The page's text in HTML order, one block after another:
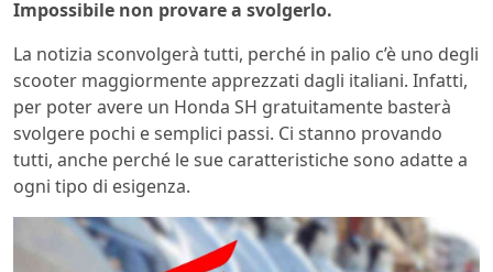
Impossibile non provare a svolgerlo.
La notizia sconvolgerà tutti, perché in palio c’è uno degli
scooter maggiormente apprezzati dagli italiani. Infatti,
per poter avere un Honda SH gratuitamente basterà
svolgere pochi e semplici passi. Ci stanno provando
tutti, anche perché le sue caratteristiche sono adatte a
ogni tipo di esigenza.